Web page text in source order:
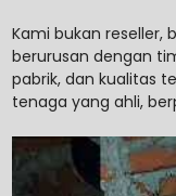
Kami bukan reseller,
berurusan dengan
pabrik, dan kualitas
tenaga yang ahli,